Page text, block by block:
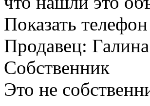
Показать телефон
Продавец: Галина
Собственник
Это не